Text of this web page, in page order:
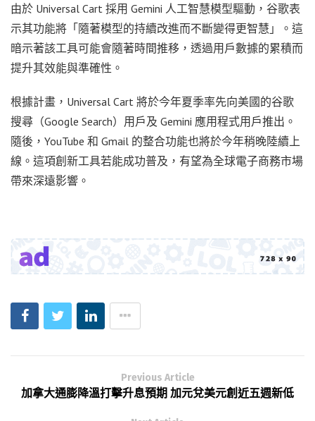
由於 Universal Cart 採用 Gemini 人工智慧模型驅動，谷歌表
示其功能將「隨著模型的持續改進而不斷變得更智慧」。這
暗示著該工具可能會隨著時間推移，透過用戶數據的累積而
提升其效能與準確性。
根據計畫，Universal Cart 將於今年夏季率先向美國的谷歌
搜尋（Google Search）用戶及 Gemini 應用程式用戶推出。
隨後，YouTube 和 Gmail 的整合功能也將於今年稍晚陸續上
線。這項創新工具若能成功普及，有望為全球電子商務市場
帶來深遠影響。
Previous Article
加拿大通膨降溫打擊升息預期 加元兌美元創近五週新低